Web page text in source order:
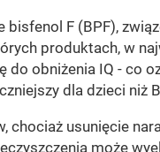
bisfenol F (BPF),
produktach, w
do obniżenia IQ - co
dla dzieci niż
chociaż usunięcie
może